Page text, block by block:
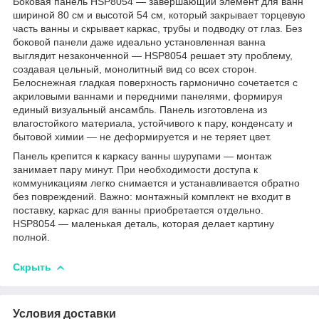
шириной 80 см и высотой 54 см, который закрывает торцевую
часть ванны и скрывает каркас, трубы и подводку от глаз. Без
боковой панели даже идеально установленная ванна
выглядит незаконченной — HSP8054 решает эту проблему,
создавая цельный, монолитный вид со всех сторон.
Белоснежная гладкая поверхность гармонично сочетается с
акриловыми ваннами и передними панелями, формируя
единый визуальный ансамбль. Панель изготовлена из
влагостойкого материала, устойчивого к пару, конденсату и
бытовой химии — не деформируется и не теряет цвет.
Панель крепится к каркасу ванны шурупами — монтаж
занимает пару минут. При необходимости доступа к
коммуникациям легко снимается и устанавливается обратно
без повреждений. Важно: монтажный комплект не входит в
поставку, каркас для ванны приобретается отдельно.
HSP8054 — маленькая деталь, которая делает картину
полной.
Скрыть
Условия доставки